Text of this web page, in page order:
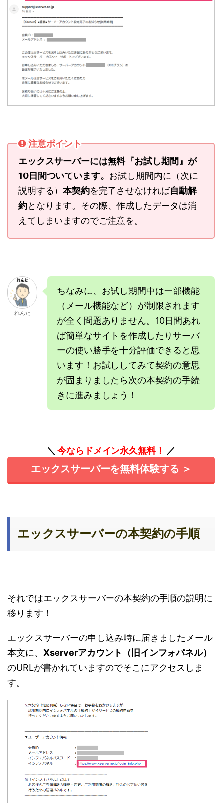
注意ポイント
エックスサーバーには無料『お試し期間』が
10日間ついています。 お試し期間内に（次に
説明する） 本契約を完了させなければ自動解
約となります。その際、作成したデータは消
えてしまいますのでご注意を。
れんた
ちなみに、お試し期間中は一部機能
（メール機能など）が制限されます
が全く問題ありません。10日間あれ
ば簡単なサイトを作成したりサーバ
ーの使い勝手を十分評価できると思
います！お試ししてみて契約の意思
が固まりましたら次の本契約の手続
きに進みましょう！
＼ 今ならドメイン永久無料！ ／
エックスサーバーを無料体験する ＞
エックスサーバーの本契約の手順
それではエックスサーバーの本契約の手順の説明に
移ります！
エックスサーバーの申し込み時に届きましたメール
本文に、 Xserverアカウント（旧インフォパネル）
のURLが書かれていますのでそこにアクセスしま
す。